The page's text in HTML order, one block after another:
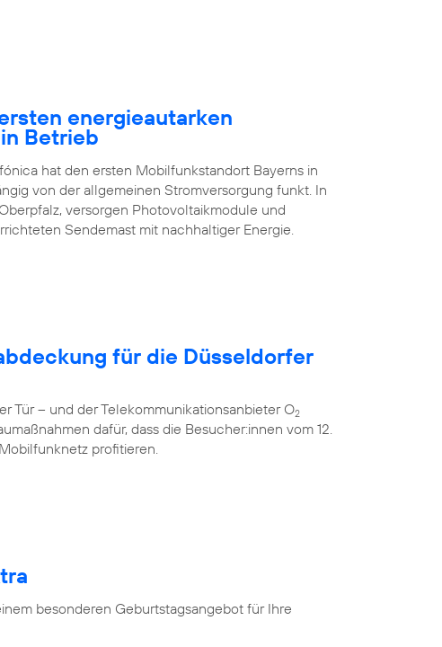
energieautarken
Betrieb
hat den ersten Mobilfunkstandort Bayerns in
von der allgemeinen Stromversorgung funkt. In
versorgen Photovoltaikmodule und
Sendemast mit nachhaltiger Energie.
für die Düsseldorfer
Tür – und der Telekommunikationsanbieter O2
dafür, dass die Besucher:innen vom 12.
profitieren.
besonderen Geburtstagsangebot für Ihre